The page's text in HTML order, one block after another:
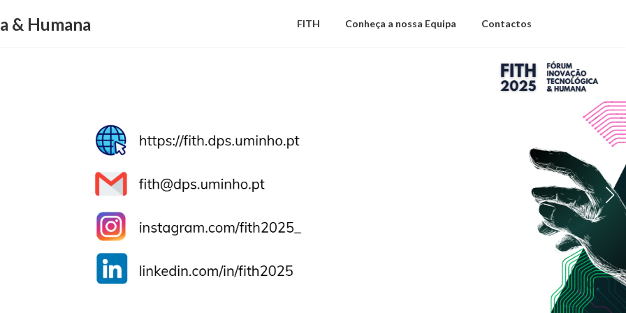
& Humana FITH Conheça a nossa Equipa Contactos